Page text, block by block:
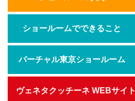
ショールームでできること
バーチャル東京ショールーム
ヴェネタクッチーネ WEBサイト